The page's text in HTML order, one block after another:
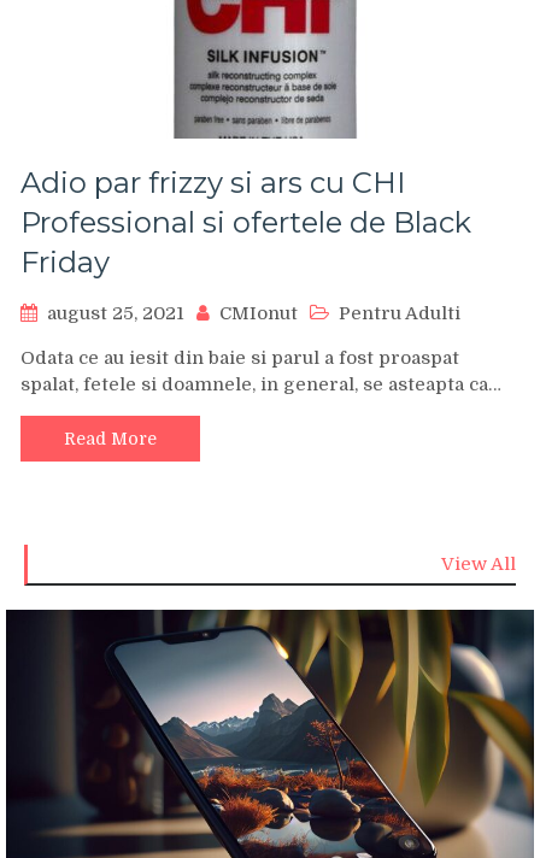
Adio par frizzy si ars cu CHI
Professional si ofertele de Black
Friday
august 25, 2021 CMIonut Pentru Adulti
Odata ce au iesit din baie si parul a fost proaspat
spalat, fetele si doamnele, in general, se asteapta ca…
Read More
View All